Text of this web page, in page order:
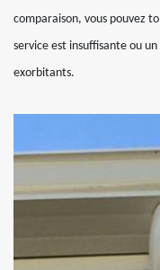
comparaison, vous pouvez
service est insuffisante ou
exorbitants.